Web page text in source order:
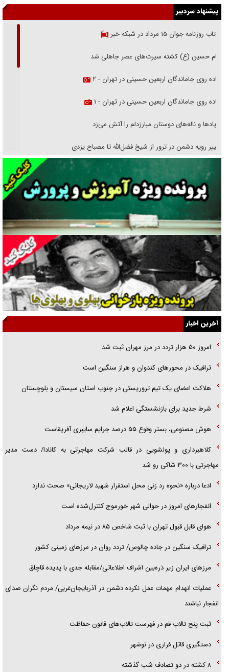
پیشنهاد سردبیر
بازتاب روزنامه جوان ۱۵ مرداد در شبکه خبر
امام حسین (ع) کشته سیرت‌های عصر جاهلی شد
پیاده روی جاماندگان اربعین حسینی در تهران - ۲
پیاده روی جاماندگان اربعین حسینی در تهران - ۱
فریاد‌ها و ناله‌های دوستان مبارزدلم را آتش می‌زد
تغییر رویه دشمن در ترور از شیخ فضل‌الله تا مصباح یزدی
خرید قسطی اولش خنده و آخرش گریه است!
فوتبال و آن «بالا»!
راهبرد غافلگیری با نسل جدید پهپاد‌ها
جنجال پزشکان تقلبی در صنعت زیبایی
یهودی‌ها در ادبیات داستانی اروپا؛ از شکسپیر تا دیکنز
گفت‌وگو با خواهر یکی از شهدای جنگ رمضان/ خواهرم فرمانده جهادی و
اهل خدمت بی‌منت بود
جزئیات شکنجه‌هایم فراتر از آن است که در بیان بگنجد!
گزارش «جوان» از قوانین سخت‌گیرانه ۶ قاره در برابر یورش به پاسگاه‌های
آخرین اخبار
امروز ۵۰ هزار تردد در مرز مهران ثبت شد
ترافیک در محور‌های کندوان و هراز سنگین است
هلاکت اعضای یک تیم تروریستی در جنوب استان سیستان و بلوچستان
شرط جدید برای بازنشستگی اعلام شد
هوش مصنوعی، بستر وقوع ۵۵ درصد جرایم سایبری آفریقاست
کلاهبرداری و پولشویی در قالب شرکت مهاجرتی به کانادا/ دست مدیر
مهاجرتی با ۳۰۰ شاکی رو شد
ادعا درباره «نحوه رد زنی محل استقرار شهید لاریجانی» صحت ندارد
انفجار‌های امروز در حوالی شهر خورموج کنترل‌شده است
هوای قابل قبول تهران با ثبت شاخص ۸۵ در نیمه مرداد
ترافیک سنگین در جاده چالوس/ تردد روان در مرز‌های زمینی کشور
مرز‌های ایران زیر ذره‌بین اشراف اطلاعاتی/مقابله جدی با پدیده قاچاق
عملیات انهدام مهمات عمل نکرده دشمن در آذربایجان‌غربی/ مردم نگران صدای
انفجار نباشند
ثبت پنج تالاب قم در فهرست تالاب‌های قانون حفاظت
دستگیری قاتل فراری در نوشهر
۸ کشته در دو تصادف شب گذشته